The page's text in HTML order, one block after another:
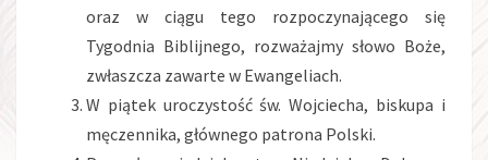
oraz w ciągu tego rozpoczynającego się
Tygodnia Biblijnego, rozważajmy słowo Boże,
zwłaszcza zawarte w Ewangeliach.
W piątek uroczystość św. Wojciecha, biskupa i
męczennika, głównego patrona Polski.